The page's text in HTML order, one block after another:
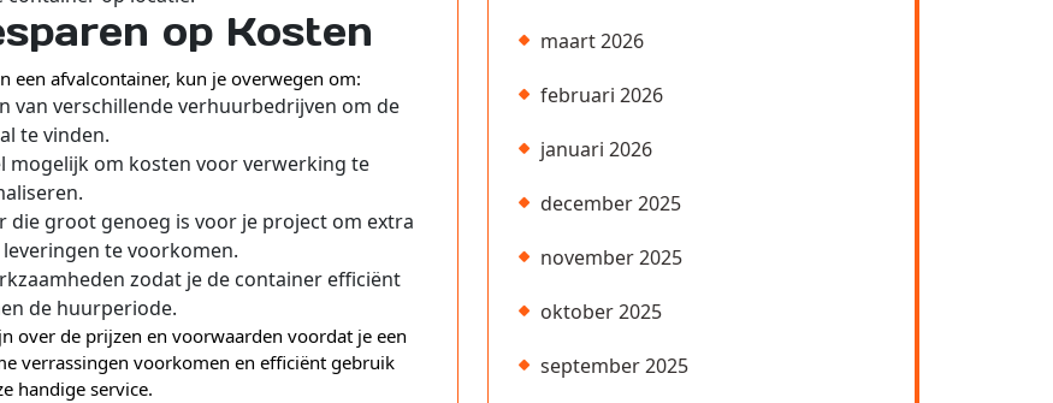
op Kosten
een afvalcontainer, kun je overwegen om:
van verschillende verhuurbedrijven om de
te vinden.
mogelijk om kosten voor verwerking te
die groot genoeg is voor je project om extra
te voorkomen.
zodat je de container efficiënt
de huurperiode.
over de prijzen en voorwaarden voordat je een
verrassingen voorkomen en efficiënt gebruik
handige service.
maart 2026
februari 2026
januari 2026
december 2025
november 2025
oktober 2025
september 2025